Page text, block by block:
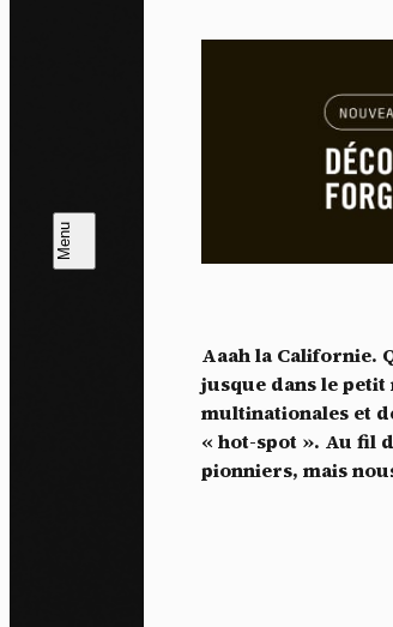
Aaah la Californie.
jusque dans le
multinationales et
« hot-spot ». Au fil
pionniers, mais